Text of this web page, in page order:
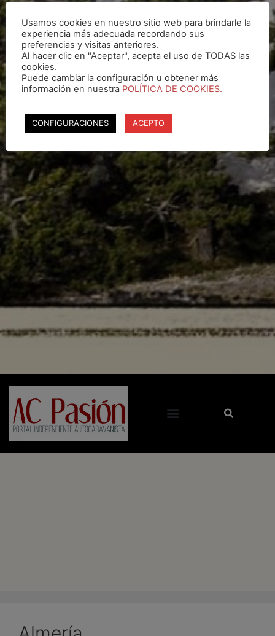
Usamos cookies en nuestro sitio web para brindarle la
experiencia más adecuada recordando sus
preferencias y visitas anteriores.
Al hacer clic en "Aceptar", acepta el uso de TODAS las
cookies.
Puede cambiar la configuración u obtener más
información en nuestra POLÍTICA DE COOKIES.
CONFIGURACIONES ACEPTO